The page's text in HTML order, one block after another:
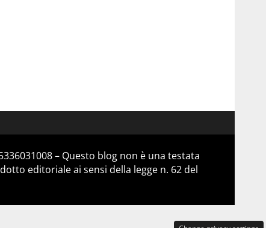
– Questo blog non è una testata
editoriale ai sensi della legge n. 62 del